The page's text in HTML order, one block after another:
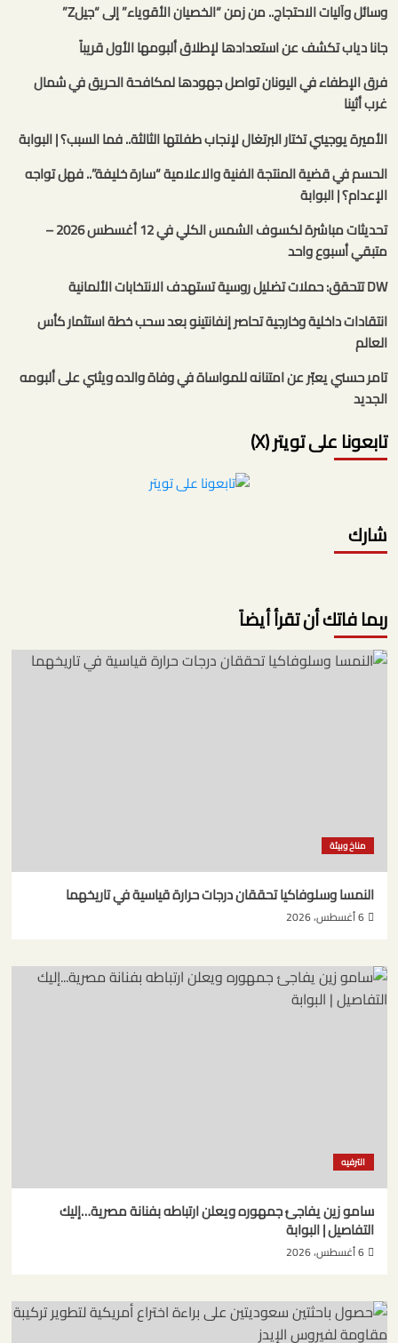
وسائل وآليات الاحتجاج.. من زمن “الخصيان الأقوياء” إلى “جيلZ”
جانا دياب تكشف عن استعدادها لإطلاق ألبومها الأول قريباً
فرق الإطفاء في اليونان تواصل جهودها لمكافحة الحريق في شمال
غرب أثينا
الأميرة يوجيني تختار البرتغال لإنجاب طفلتها الثالثة.. فما السبب؟ | البوابة
الحسم في قضية المنتجة الفنية والاعلامية “سارة خليفة”.. فهل تواجه
الإعدام؟ | البوابة
تحديثات مباشرة لكسوف الشمس الكلي في 12 أغسطس 2026 –
متبقي أسبوع واحد
DW تتحقق: حملات تضليل روسية تستهدف الانتخابات الألمانية
انتقادات داخلية وخارجية تحاصر إنفانتينو بعد سحب خطة استثمار كأس
العالم
تامر حسني يعبّر عن امتنانه للمواساة في وفاة والده ويثني على ألبومه
الجديد
تابعونا على تويتر (X)
شارك
ربما فاتك أن تقرأ أيضاً
مناخ وبيئة
النمسا وسلوفاكيا تحققان درجات حرارة قياسية في تاريخهما
6 أغسطس، 2026
الترفيه
سامو زين يفاجئ جمهوره ويعلن ارتباطه بفنانة مصرية…إليك
التفاصيل | البوابة
6 أغسطس، 2026